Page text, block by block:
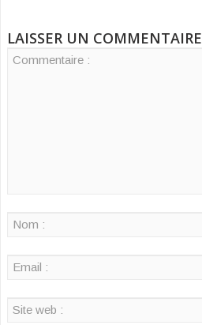
LAISSER UN COMMENTAIRE